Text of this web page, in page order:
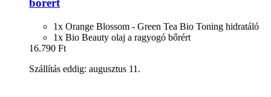
bőrért
1x Orange Blossom - Green Tea Bio Toning hidratáló
1x Bio Beauty olaj a ragyogó bőrért
16.790 Ft
Szállítás eddig: augusztus 11.